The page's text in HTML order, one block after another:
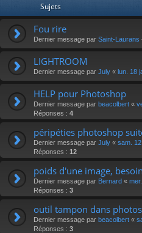
Sujets
Fou rire
Dernier message par Saint-Laurans
LIGHTROOM
Dernier message par July « lun. 18
HELP pour Photoshop
Dernier message par beacolbert «
Réponses : 4
péripéties photoshop
Dernier message par July « sam.
Réponses : 12
poids d'une image,
Dernier message par Bernard «
Réponses : 3
outil tampon dans
Dernier message par beacolbert «
Réponses : 3